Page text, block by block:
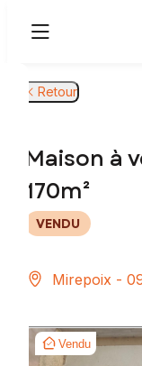
Retour
Maison à
170m²
VENDU
Mirepoix -
Vendu